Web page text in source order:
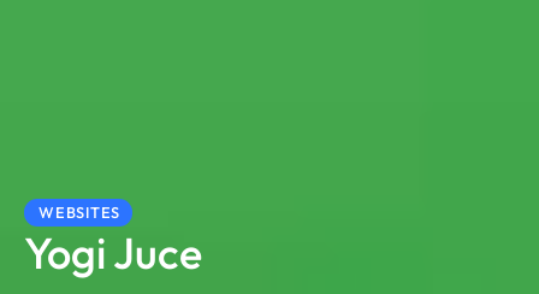
WEBSITES
Yogi Juce